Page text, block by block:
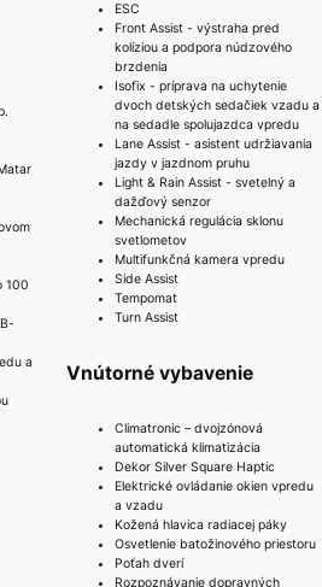
100
a
ESC
Front Assist - výstraha pred
kolíziou a podpora núdzového
brzdenia
Isofix - príprava na uchytenie
dvoch detských sedačiek vzadu a
na sedadle spolujazdca vpredu
Lane Assist - asistent udržiavania
jazdy v jazdnom pruhu
Light & Rain Assist - svetelný a
dažďový senzor
Mechanická regulácia sklonu
svetlometov
Multifunkčná kamera vpredu
Side Assist
Tempomat
Turn Assist
Vnútorné vybavenie
Climatronic – dvojzónová
automatická klimatizácia
Dekor Silver Square Haptic
Elektrické ovládanie okien vpredu
a vzadu
Kožená hlavica radiacej páky
Osvetlenie batožinového priestoru
Poťah dverí
Rozpoznávanie dopravných